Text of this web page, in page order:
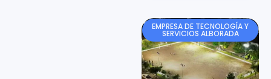
EMPRESA DE TECNOLOGÍA Y
SERVICIOS ALBORADA